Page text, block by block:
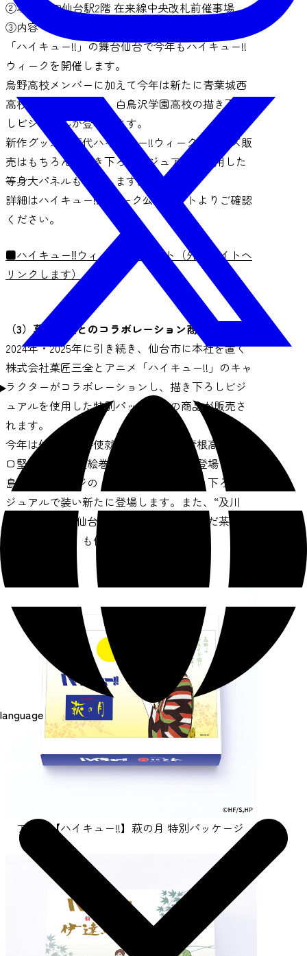
language
②場所 JR仙台駅2階 在来線中央改札前催事場
③内容
「ハイキュー!!」の舞台仙台で今年もハイキュー!!
ウィークを開催します。
烏野高校メンバーに加えて今年は新たに青葉城西
高校、伊達工業高校、白鳥沢学園高校の描き下ろ
しビジュアルが登場します。
新作グッズや歴代ハイキュー!!ウィークのグッズ販
売はもちろん、描き下ろしビジュアルを使用した
等身大パネルも設置します。
詳細はハイキュー!!ウィーク公式サイトよりご確認
ください。
■ハイキュー‼ウィーク公式サイト（外部サイトへ
リンクします）
（3）菓匠三全とのコラボレーション商品の販売
2024年・2025年に引き続き、仙台市に本社を置く
株式会社菓匠三全とアニメ「ハイキュー!!」のキャ
ラクターがコラボレーションし、描き下ろしビジ
ュアルを使用した特別パッケージの商品が販売さ
れます。
今年は仙台観光特使就任を記念して“青根高伸・二
口堅治”と「伊達絵巻」コラボ商品が新登場し、“月
島蛍”パッケージの「萩の月」も新規描き下ろしビ
ジュアルで装い新たに登場します。また、“及川
徹”コラボの「仙台名物ずんだ餅」「ずんだ茶寮ず
んだシェイク」も併せて販売します。
アニメ【ハイキュー!!】萩の月 特別パッケージ